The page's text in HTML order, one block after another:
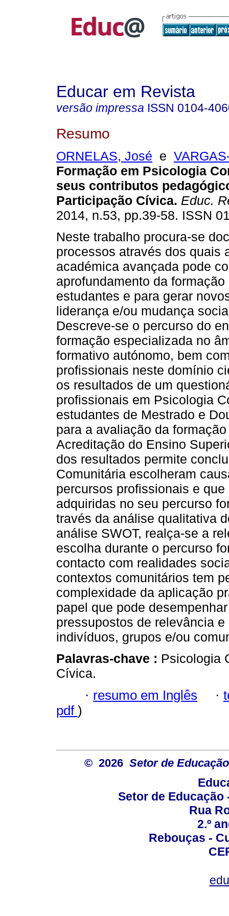
Educar em Revista
versão impressa ISSN 0104-
Resumo
ORNELAS, José e
Formação em Psicologia
seus contributos
Participação Cívica. Educ.
2014, n.53, pp.39-58. ISSN
Neste trabalho procura-se
processos através dos quais
académica avançada pode
aprofundamento da
estudantes e para gerar
liderança e/ou mudança
Descreve-se o percurso do
formação especializada no
formativo autónomo, bem
profissionais neste domínio
os resultados de um
profissionais em Psicologia
estudantes de Mestrado e
para a avaliação da
Acreditação do Ensino
dos resultados permite
Comunitária escolheram
percursos profissionais e
adquiridas no seu percurso
través da análise qualitativa
análise SWOT, realça-se a
escolha durante o percurso
contacto com realidades
contextos comunitários tem
complexidade da aplicação
papel que pode
pressupostos de relevância
indivíduos, grupos e/ou
Palavras-chave : Psicologia
Cívica.
· resumo em Inglês ·
pdf )
© 2026 Setor de
Setor de Educação
Rua
2.º
Rebouças -